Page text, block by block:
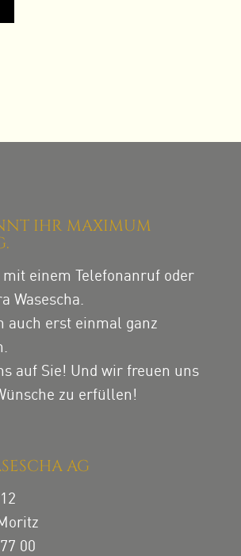
IHR MAXIMUM
mit einem Telefonanruf oder
Wasescha.
auch erst einmal ganz
auf Sie! Und wir freuen uns
zu erfüllen!
AG
00